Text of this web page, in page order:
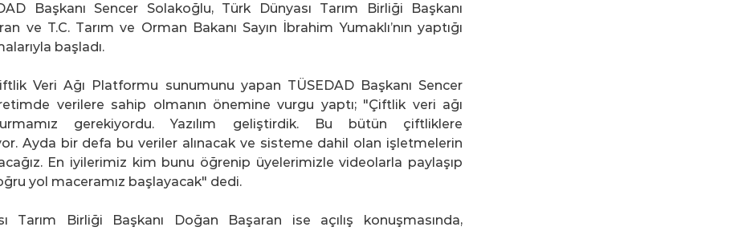
Başkanı Sencer Solakoğlu, Türk Dünyası Tarım Birliği Başkanı
ve T.C. Tarım ve Orman Bakanı Sayın İbrahim Yumaklı’nın yaptığı
başladı.
Veri Ağı Platformu sunumunu yapan TÜSEDAD Başkanı Sencer
verilere sahip olmanın önemine vurgu yaptı; "Çiftlik veri ağı
gerekiyordu. Yazılım geliştirdik. Bu bütün çiftliklere
Ayda bir defa bu veriler alınacak ve sisteme dahil olan işletmelerin
En iyilerimiz kim bunu öğrenip üyelerimizle videolarla paylaşıp
yol maceramız başlayacak" dedi.
Tarım Birliği Başkanı Doğan Başaran ise açılış konuşmasında,